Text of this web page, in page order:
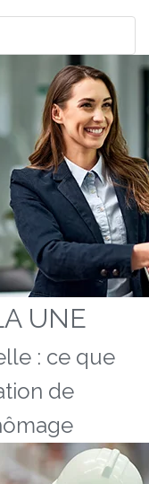
UNE
: ce que
de